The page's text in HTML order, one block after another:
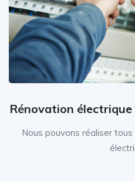
Rénovation
Nous pouvons réaliser